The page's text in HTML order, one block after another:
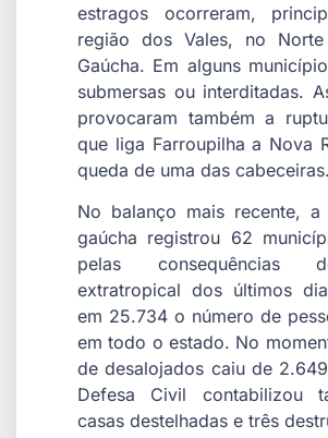
estragos ocorreram,
região dos Vales, no
Gaúcha. Em alguns
submersas ou interditadas.
provocaram também a
que liga Farroupilha a Nova
queda de uma das cabeceiras.
No balanço mais recente, a
gaúcha registrou 62
pelas consequências
extratropical dos últimos
em 25.734 o número de
em todo o estado. No
de desalojados caiu de
Defesa Civil contabilizou
casas destelhadas e três